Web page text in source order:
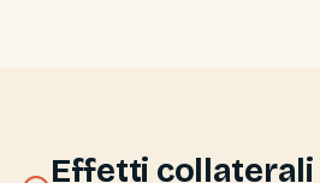
Effetti collaterali